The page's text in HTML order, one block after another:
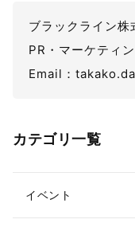
ブラックライン株
PR・マーケティ
Email：
カテゴリ一覧
イベント